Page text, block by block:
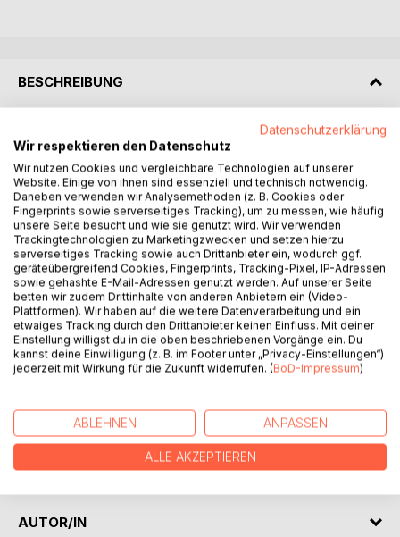
BESCHREIBUNG
Obwohl sich die beiden nie begegnet sind, lieferten sie sich
ein Duell mit weitreichenden Folgen: Heinrich Heine und
August Graf von Platen. Ihre Waffe waren die Feder und die
gegenseitigen Verletzungen gravierend. Der Dichterstreit
zwischen Heine und Platen gilt bis heute als einer der
skandalösesten der deutschen Literaturgeschichte. Am
Ende standen beide als Verlierer da: Heine galt als vulgärer
Nestbeschmutzer und ging nach Frankreich, Platen wagte
sich kaum noch aus Italien nach Deutschland.
Es geht in diesem Stück von Gerd Scherm um viel mehr als
den augenfälligen Konflikt zwischen dem konvertierten
Juden Heine und dem homosexuellen Grafen. Es ist das
Aufeinanderprallen von Welt(an)sichten, von tiefen,
persönlichen Überzeugungen, von unterschiedlichen
Kontroverse von Lebensentwürfen, von Klassizismus und
überwundener Romantik, von ironischem Rebellen und
dünkelhaftem Adeligen und es wirft die Grundfrage aller
Dichter auf: Was bleibt?
AUTOR/IN
Datenschutzerklärung
Wir respektieren den Datenschutz
Wir nutzen Cookies und vergleichbare Technologien auf unserer
Website. Einige von ihnen sind essenziell und technisch notwendig.
Daneben verwenden wir Analysemethoden (z. B. Cookies oder
Fingerprints sowie serverseitiges Tracking), um zu messen, wie häufig
unsere Seite besucht und wie sie genutzt wird. Wir verwenden
Trackingtechnologien zu Marketingzwecken und setzen hierzu
serverseitiges Tracking sowie auch Drittanbieter ein, wodurch ggf.
geräteübergreifend Cookies, Fingerprints, Tracking-Pixel, IP-Adressen
sowie gehashte E-Mail-Adressen genutzt werden. Auf unserer Seite
betten wir zudem Drittinhalte von anderen Anbietern ein (Video-
Plattformen). Wir haben auf die weitere Datenverarbeitung und ein
etwaiges Tracking durch den Drittanbieter keinen Einfluss. Mit deiner
Einstellung willigst du in die oben beschriebenen Vorgänge ein. Du
kannst deine Einwilligung (z. B. im Footer unter „Privacy-Einstellungen“)
jederzeit mit Wirkung für die Zukunft widerrufen. (BoD-Impressum)
ABLEHNEN ANPASSEN
ALLE AKZEPTIEREN